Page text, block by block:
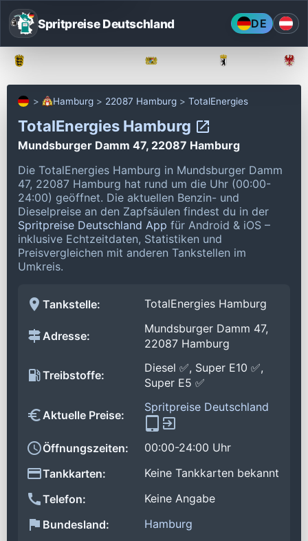
Spritpreise Deutschland DE
Hamburg 22087 Hamburg TotalEnergies
TotalEnergies Hamburg
Mundsburger Damm 47, 22087 Hamburg
Die TotalEnergies Hamburg in Mundsburger Damm
47, 22087 Hamburg hat rund um die Uhr (00:00-
24:00) geöffnet. Die aktuellen Benzin- und
Dieselpreise an den Zapfsäulen findest du in der
Spritpreise Deutschland App für Android & iOS –
inklusive Echtzeitdaten, Statistiken und
Preisvergleichen mit anderen Tankstellen im
Umkreis.
Tankstelle: TotalEnergies Hamburg
Adresse:
Mundsburger Damm 47,
22087 Hamburg
Treibstoffe:
Diesel ✅, Super E10 ✅,
Super E5 ✅
Aktuelle Preise:
Spritpreise Deutschland
Öffnungszeiten:
00:00-24:00 Uhr
Tankkarten:
Keine Tankkarten bekannt
Telefon:
Keine Angabe
Bundesland:
Hamburg